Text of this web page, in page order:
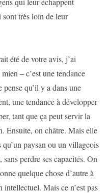
sont très loin de leur
été de votre avis, j’ai
– c’est une tendance
qu’il y a dans une
une tendance à développer
tant que ça peut servir la
Ensuite, on châtre. Mais elle
paysan ou un villageois
perdre ses capacités. On
quelque chose d’autre à
Mais ce n’est pas